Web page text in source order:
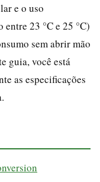
e o uso
23 °C e 25 °C)
sem abrir mão
guia, você está
as especificações